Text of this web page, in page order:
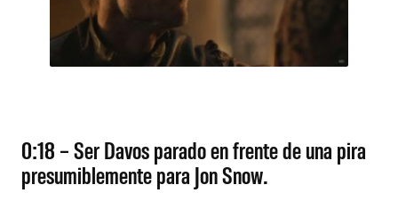
0:18 – Ser Davos parado en frente de una pira
presumiblemente para Jon Snow.